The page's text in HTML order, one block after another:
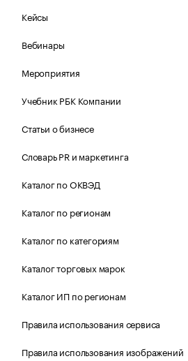
Кейсы
Вебинары
Мероприятия
Учебник РБК Компании
Статьи о бизнесе
Словарь PR и маркетинга
Каталог по ОКВЭД
Каталог по регионам
Каталог по категориям
Каталог торговых марок
Каталог ИП по регионам
Правила использования сервиса
Правила использования изображений